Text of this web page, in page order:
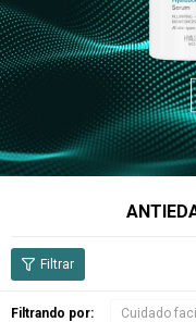
Filtrando por: Cuidado